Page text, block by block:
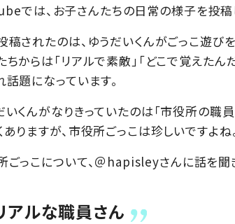
では、お子さんたちの日常の様子を投稿
稿されたのは、ゆうだいくんがごっこ遊び
ちからは「リアルで素敵」「どこで覚えたん
話題になっています。
いくんがなりきっていたのは「市役所の職
ありますが、市役所ごっこは珍しいですよね
ごっこについて、＠hapisleyさんに話を聞
アルな職員さん